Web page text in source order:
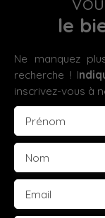
le
Ne manquez
recherche ! I
inscrivez-vous à
Prénom
Nom
Email